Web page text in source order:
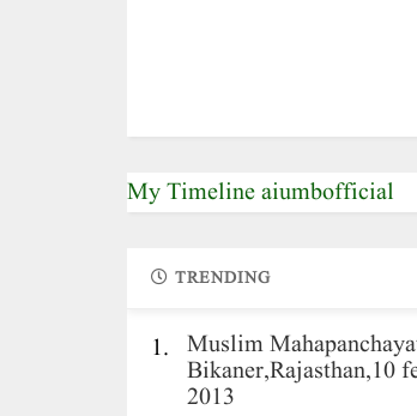
My Timeline aiumbofficial
TRENDING
1. Muslim
Bikaner,Rajasthan,10
2013